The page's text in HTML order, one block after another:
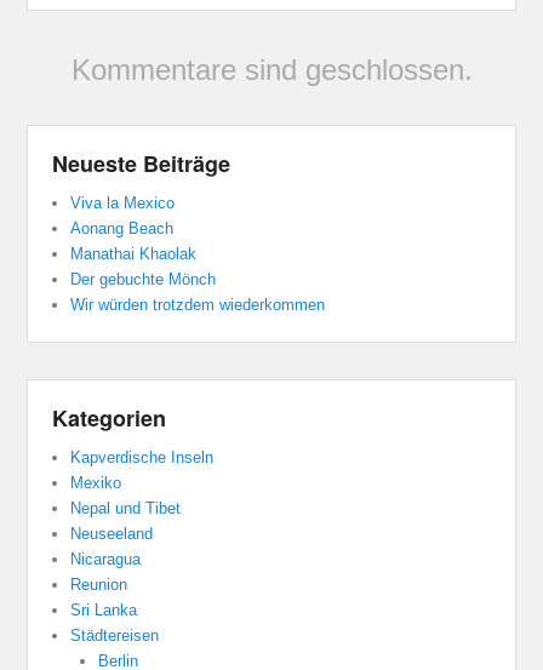
Kommentare sind geschlossen.
Neueste Beiträge
Viva la Mexico
Aonang Beach
Manathai Khaolak
Der gebuchte Mönch
Wir würden trotzdem wiederkommen
Kategorien
Kapverdische Inseln
Mexiko
Nepal und Tibet
Neuseeland
Nicaragua
Reunion
Sri Lanka
Städtereisen
Berlin